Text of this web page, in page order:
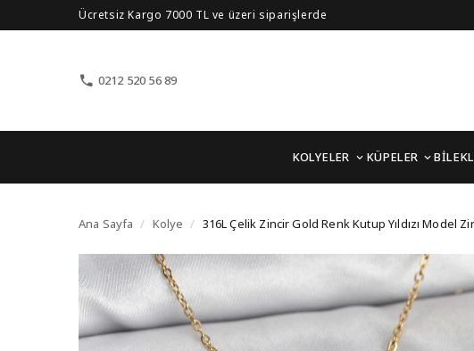
Ücretsiz Kargo 7000 TL ve üzeri siparişlerde
0212 520 56 89
KOLYELER KÜPELER
316L Çelik Zincir Gold Renk
Ana Sayfa / Kolye / 316L Çelik Zincir Gold Renk Kutup Yıldızı Model